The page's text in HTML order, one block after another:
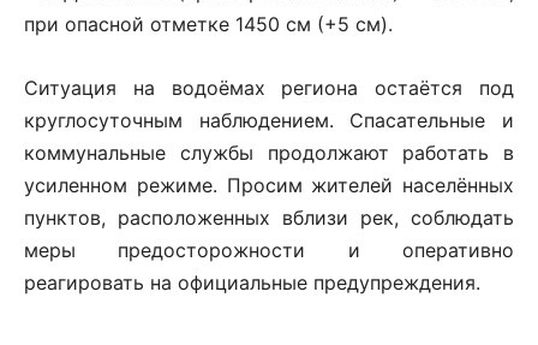
при опасной отметке 1450 см (+5 см).
Ситуация на водоёмах региона остаётся под
круглосуточным наблюдением. Спасательные и
коммунальные службы продолжают работать в
усиленном режиме. Просим жителей населённых
пунктов, расположенных вблизи рек, соблюдать
меры предосторожности и оперативно
реагировать на официальные предупреждения.